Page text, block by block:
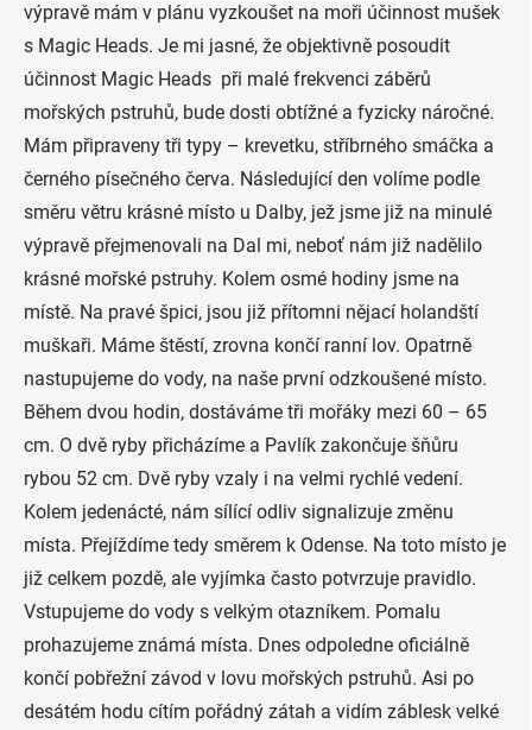
výpravě mám v plánu vyzkoušet na moři účinnost mušek
s Magic Heads. Je mi jasné, že objektivně posoudit
účinnost Magic Heads při malé frekvenci záběrů
mořských pstruhů, bude dosti obtížné a fyzicky náročné.
Mám připraveny tři typy – krevetku, stříbrného smáčka a
černého písečného červa. Následující den volíme podle
směru větru krásné místo u Dalby, jež jsme již na minulé
výpravě přejmenovali na Dal mi, neboť nám již nadělilo
krásné mořské pstruhy. Kolem osmé hodiny jsme na
místě. Na pravé špici, jsou již přítomni nějací holandští
muškaři. Máme štěstí, zrovna končí ranní lov. Opatrně
nastupujeme do vody, na naše první odzkoušené místo.
Během dvou hodin, dostáváme tři mořáky mezi 60 – 65
cm. O dvě ryby přicházíme a Pavlík zakončuje šňůru
rybou 52 cm. Dvě ryby vzaly i na velmi rychlé vedení.
Kolem jedenácté, nám sílící odliv signalizuje změnu
místa. Přejíždíme tedy směrem k Odense. Na toto místo je
již celkem pozdě, ale vyjímka často potvrzuje pravidlo.
Vstupujeme do vody s velkým otazníkem. Pomalu
prohazujeme známá místa. Dnes odpoledne oficiálně
končí pobřežní závod v lovu mořských pstruhů. Asi po
desátém hodu cítím pořádný zátah a vidím záblesk velké